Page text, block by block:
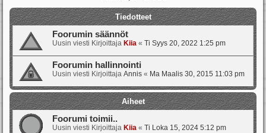
Tiedotteet
Foorumin säännöt
Uusin viesti Kirjoittaja Kiia « Ti Syys 20, 2022 1:25 pm
Foorumin hallinnointi
Uusin viesti Kirjoittaja Annis « Ma Maalis 30, 2015 11:03 pm
Aiheet
Foorumi toimii..
Uusin viesti Kirjoittaja Kiia « Ti Loka 15, 2024 5:12 pm